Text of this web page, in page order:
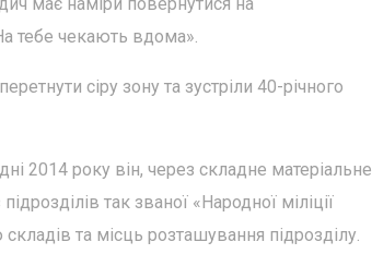
тебе чекають вдома».
сіру зону та зустріли 40-річного
2014 року він, через складне матеріальне
так званої «Народної міліції
та місць розташування підрозділу.